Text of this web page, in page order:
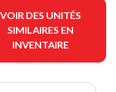
VOIR DES UNITÉS
SIMILAIRES EN
INVENTAIRE